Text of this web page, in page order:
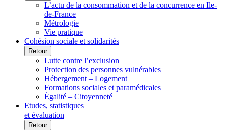
L’actu de la consommation et de la concurrence en Ile-
de-France
Métrologie
Vie pratique
Cohésion sociale et solidarités
Retour
Lutte contre l’exclusion
Protection des personnes vulnérables
Hébergement – Logement
Formations sociales et paramédicales
Égalité – Citoyenneté
Etudes, statistiques
et évaluation
Retour